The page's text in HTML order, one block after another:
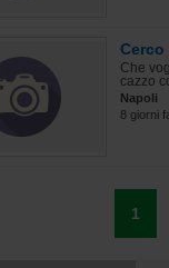
Che
cazzo
Napoli
8 giorni
1